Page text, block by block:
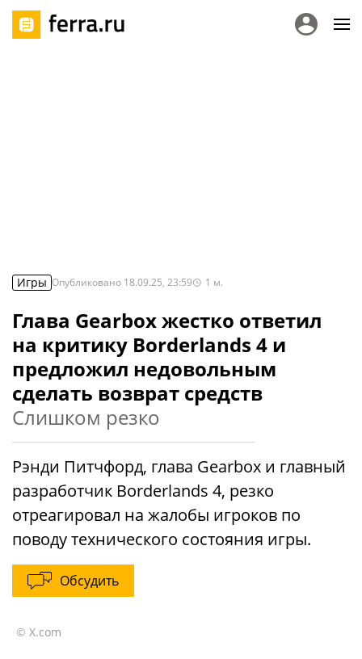
Игры Опубликовано 18.09.25, 23:59 1 м.
Глава Gearbox жестко ответил
на критику Borderlands 4 и
предложил недовольным
сделать возврат средств
Слишком резко
Рэнди Питчфорд, глава Gearbox и главный
разработчик Borderlands 4, резко
отреагировал на жалобы игроков по
поводу технического состояния игры.
Обсудить
© X.com